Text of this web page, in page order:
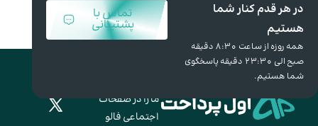
تماس با
پشتیبانی
در هر قدم کنار شما
هستیم
همه روزه از ساعت 8:30 دقیقه
صبح الی 23:30 دقیقه پاسخگوی
شما هستیم.
ما را در صفحات
اجتماعی فالو